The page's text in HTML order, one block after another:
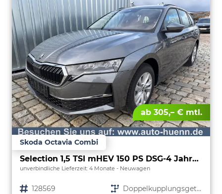
ab 305,– € mtl.
Skoda Octavia Combi
Selection 1,5 TSI mHEV 150 PS DSG-4 Jahre Garantie-Anhängerkupplung schwenkbar-PDC vorne und hinten-Sitzheizung-Smart Link
unverbindliche Lieferzeit: 4 Monate Neuwagen
Fahrzeugnr. 128569 Getriebe
Doppelkupplungsgetriebe (DSG)